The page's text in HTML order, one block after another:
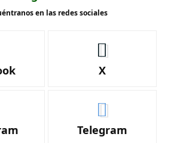
en las redes sociales
X
Telegram